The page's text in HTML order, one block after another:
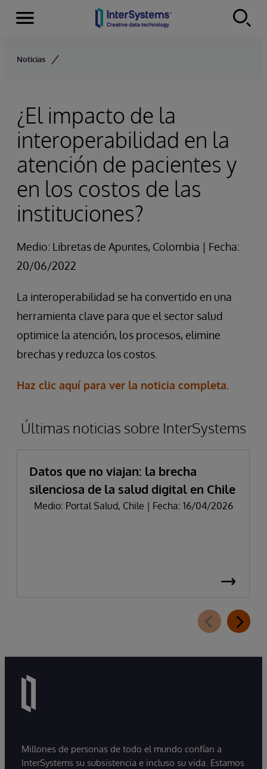
Skip to content
Secciones
Noticias
¿El impacto de la
interoperabilidad en la
atención de pacientes y
en los costos de las
instituciones?
Medio: Libretas de Apuntes, Colombia | Fecha:
20/06/2022
La interoperabilidad se ha convertido en una
herramienta clave para que el sector salud
optimice la atención, los procesos, elimine
brechas y reduzca los costos.
Haz clic aquí para ver la noticia completa.
Últimas noticias sobre InterSystems
Datos que no viajan: la brecha
silenciosa de la salud digital en Chile
Medio: Portal Salud, Chile | Fecha: 16/04/2026
Millones de personas de todo el mundo confían a
InterSystems su subsistencia e incluso su vida. Estamos